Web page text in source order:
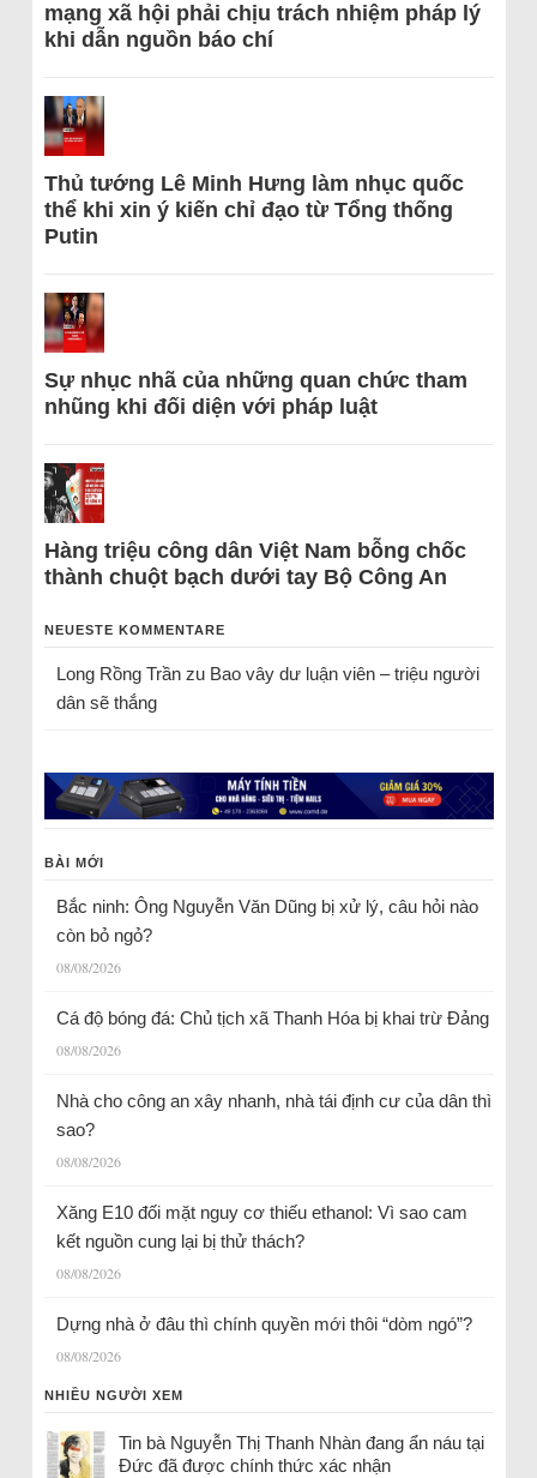
mạng xã hội phải chịu trách nhiệm pháp lý
khi dẫn nguồn báo chí
Thủ tướng Lê Minh Hưng làm nhục quốc
thể khi xin ý kiến chỉ đạo từ Tổng thống
Putin
Sự nhục nhã của những quan chức tham
nhũng khi đối diện với pháp luật
Hàng triệu công dân Việt Nam bỗng chốc
thành chuột bạch dưới tay Bộ Công An
NEUESTE KOMMENTARE
Long Rồng Trầnzu Bao vây dư luận viên – triệu người
dân sẽ thắng
BÀI MỚI
Bắc ninh: Ông Nguyễn Văn Dũng bị xử lý, câu hỏi nào
còn bỏ ngỏ?
08/08/2026
Cá độ bóng đá: Chủ tịch xã Thanh Hóa bị khai trừ Đảng
08/08/2026
Nhà cho công an xây nhanh, nhà tái định cư của dân thì
sao?
08/08/2026
Xăng E10 đối mặt nguy cơ thiếu ethanol: Vì sao cam
kết nguồn cung lại bị thử thách?
08/08/2026
Dựng nhà ở đâu thì chính quyền mới thôi “dòm ngó”?
08/08/2026
NHIỀU NGƯỜI XEM
Tin bà Nguyễn Thị Thanh Nhàn đang ẩn náu tại
Đức đã được chính thức xác nhận